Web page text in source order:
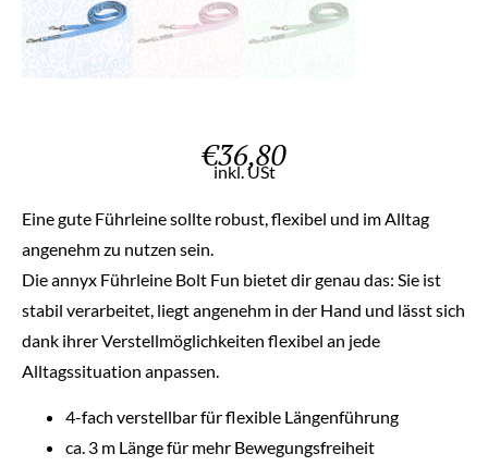
€36,80
inkl. USt
Eine gute Führleine sollte robust, flexibel und im Alltag
angenehm zu nutzen sein.
Die annyx Führleine Bolt Fun bietet dir genau das: Sie ist
stabil verarbeitet, liegt angenehm in der Hand und lässt sich
dank ihrer Verstellmöglichkeiten flexibel an jede
Alltagssituation anpassen.
4-fach verstellbar für flexible Längenführung
ca. 3 m Länge für mehr Bewegungsfreiheit